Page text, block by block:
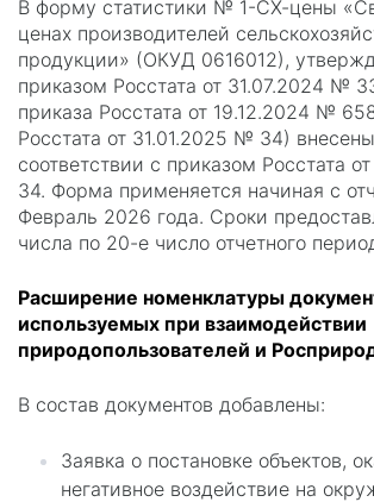
В форму статистики № 1-СХ-цены
ценах производителей
продукции» (ОКУД 0616012),
приказом Росстата от 31.07.2024 №
приказа Росстата от 19.12.2024 №
Росстата от 31.01.2025 № 34)
соответствии с приказом Росстата
34. Форма применяется начиная с
Февраль 2026 года. Сроки
числа по 20-е число отчетного
Расширение номенклатуры
используемых при взаимодействии
природопользователей и
В состав документов добавлены:
Заявка о постановке объектов,
негативное воздействие на